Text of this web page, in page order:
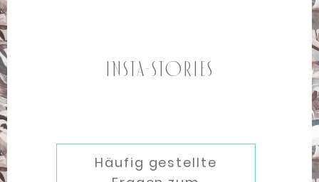
INSTA-STORIES
Häufig gestellte